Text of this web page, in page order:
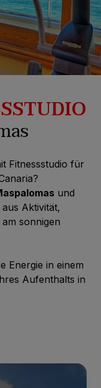
Fitnessstudio für
und
Aktivität,
sonnigen
Energie in einem
Aufenthalts in